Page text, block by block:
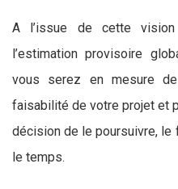
A l’issue de cette vision
l’estimation provisoire
vous serez en mesure
faisabilité de votre projet et
décision de le poursuivre, le
le temps.